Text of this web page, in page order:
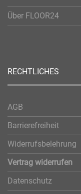
Über FLOOR24
RECHTLICHES
AGB
Barrierefreiheit
Widerrufsbelehrung
Vertrag widerrufen
Datenschutz